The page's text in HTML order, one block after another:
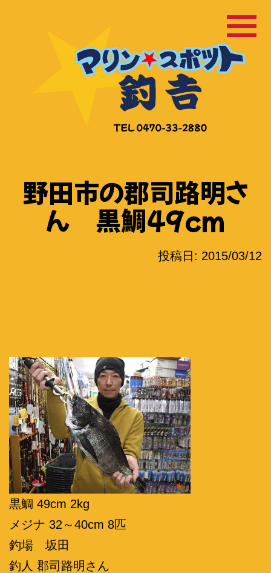
野田市の郡司路明さ
ん 黒鯛49cm
投稿日: 2015/03/12
黒鯛 49cm 2kg
メジナ 32～40cm 8匹
釣場 坂田
釣人 郡司路明さん